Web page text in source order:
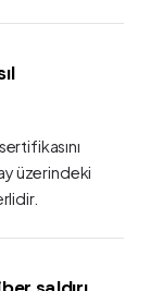
üzerindeki